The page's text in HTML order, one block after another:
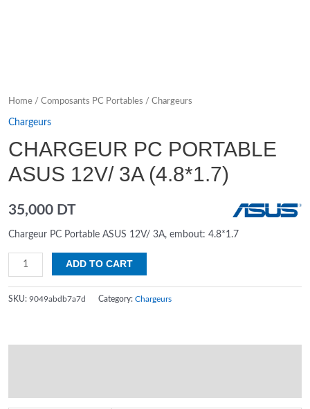
Home / Composants PC Portables / Chargeurs
Chargeurs
CHARGEUR PC PORTABLE
ASUS 12V/ 3A (4.8*1.7)
35,000 DT
Chargeur PC Portable ASUS 12V/ 3A, embout: 4.8*1.7
Chargeur
PC
Portable
3A
ADD TO CART
SKU: 9049abdb7a7d Category: Chargeurs